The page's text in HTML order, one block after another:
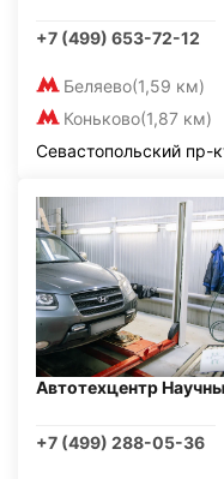
+7 (499) 653-72-12
Беляево(1,59 км)
Коньково(1,87 км)
Севастопольский пр-
Автотехцентр
+7 (499) 288-05-36